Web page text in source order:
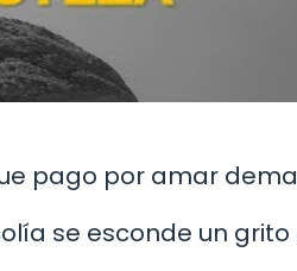
pago por amar
se esconde un